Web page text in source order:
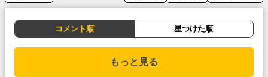
コメント順 星つけた順
もっと見る